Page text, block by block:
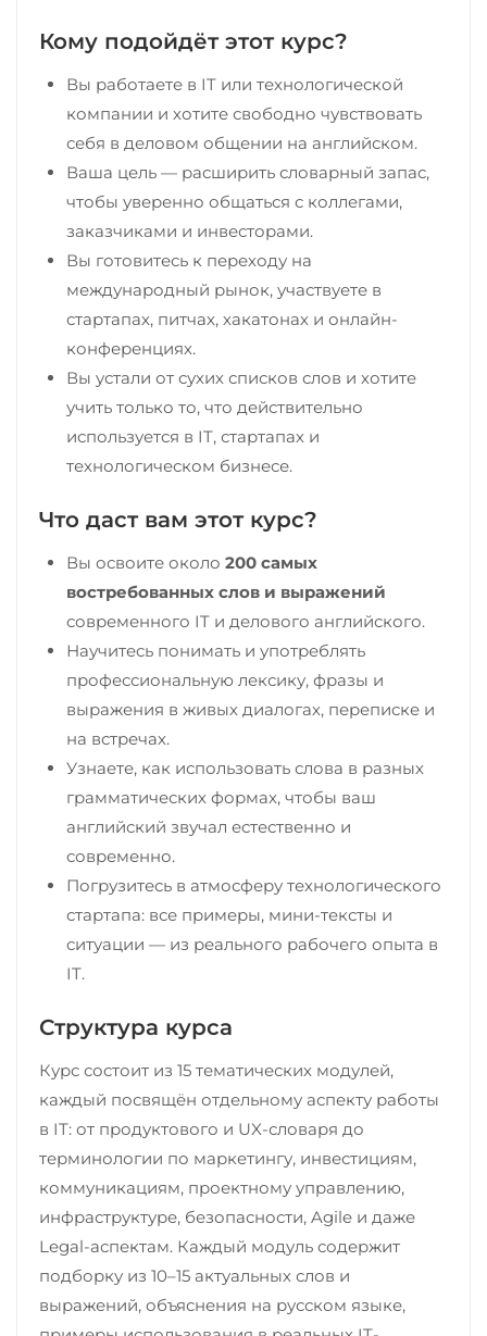
Кому подойдёт этот курс?
Вы работаете в IT или технологической
компании и хотите свободно чувствовать
себя в деловом общении на английском.
Ваша цель — расширить словарный запас,
чтобы уверенно общаться с коллегами,
заказчиками и инвесторами.
Вы готовитесь к переходу на
международный рынок, участвуете в
стартапах, питчах, хакатонах и онлайн-
конференциях.
Вы устали от сухих списков слов и хотите
учить только то, что действительно
используется в IT, стартапах и
технологическом бизнесе.
Что даст вам этот курс?
Вы освоите около 200 самых
востребованных слов и выражений
современного IT и делового английского.
Научитесь понимать и употреблять
профессиональную лексику, фразы и
выражения в живых диалогах, переписке и
на встречах.
Узнаете, как использовать слова в разных
грамматических формах, чтобы ваш
английский звучал естественно и
современно.
Погрузитесь в атмосферу технологического
стартапа: все примеры, мини-тексты и
ситуации — из реального рабочего опыта в
IT.
Структура курса
Курс состоит из 15 тематических модулей,
каждый посвящён отдельному аспекту работы
в IT: от продуктового и UX-словаря до
терминологии по маркетингу, инвестициям,
коммуникациям, проектному управлению,
инфраструктуре, безопасности, Agile и даже
Legal-аспектам. Каждый модуль содержит
подборку из 10–15 актуальных слов и
выражений, объяснения на русском языке,